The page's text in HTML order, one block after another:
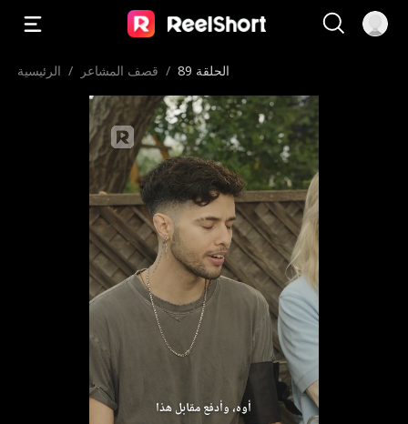
الرئيسية / قصف المشاعر / الحلقة 89
أجل، أجل، بالطبع